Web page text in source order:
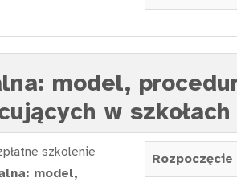
model,
w
szkolenie
model,
Rozpoczęcie